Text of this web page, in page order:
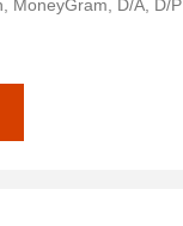
MoneyGram, D/A, D/P